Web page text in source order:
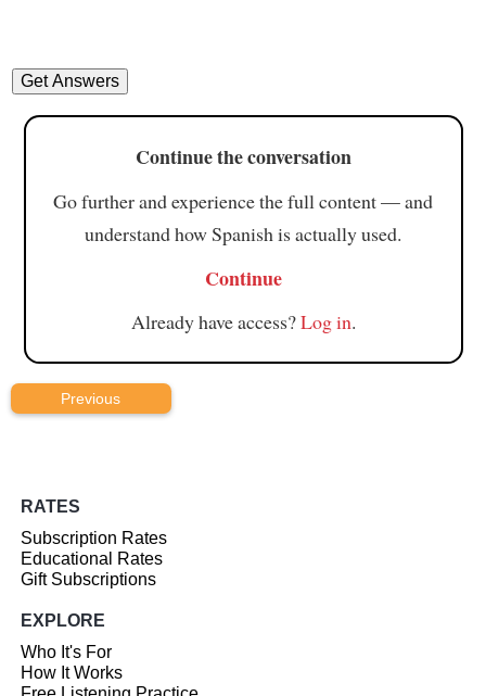
Continue the conversation
Go further and experience the full content — and
understand how Spanish is actually used.
Continue
Already have access?Log in.
Previous
RATES
Subscription Rates
Educational Rates
Gift Subscriptions
EXPLORE
Who It's For
How It Works